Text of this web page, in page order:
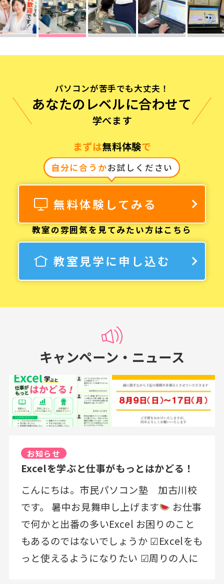
パソコンが苦手でも大丈夫！
あなたのレベルに合わせて
学べます
まずは無料体験で
自分に合うかお試しください
無料体験してみる
教室の雰囲気を見てみたい方はこちら
教室見学に申し込む
キャンペーン・ニュース
お知らせ
Excelを学ぶと仕事がもっとはかどる！
こんにちは。市民パソコン塾 加古川校
です。 暑中お見舞申し上げます
お仕事
で何かと出番の多いExcel お困りのこと
もあるのではないでしょうか ☑Excelをも
っと使えるようになりたい ☑周りの人に